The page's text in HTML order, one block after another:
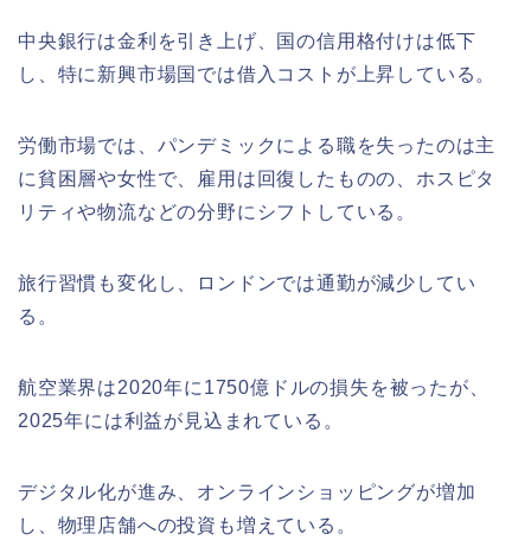
中央銀行は金利を引き上げ、国の信用格付けは低下
し、特に新興市場国では借入コストが上昇している。
労働市場では、パンデミックによる職を失ったのは主
に貧困層や女性で、雇用は回復したものの、ホスピタ
リティや物流などの分野にシフトしている。
旅行習慣も変化し、ロンドンでは通勤が減少してい
る。
航空業界は2020年に1750億ドルの損失を被ったが、
2025年には利益が見込まれている。
デジタル化が進み、オンラインショッピングが増加
し、物理店舗への投資も増えている。